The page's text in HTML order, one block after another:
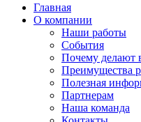
Главная
О компании
Наши работы
События
Почему делают
Преимущества
Полезная
Партнерам
Наша команда